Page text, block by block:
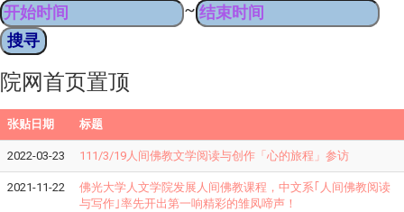
~
院网首页置顶
张贴日期 标题
2022-03-23 111/3/19人间佛教文学阅读与创作「心的旅程」参访
2021-11-22
佛光大学人文学院发展人间佛教课程，中文系｢人间佛教阅读
与写作｣率先开出第一响精彩的雏凤啼声！